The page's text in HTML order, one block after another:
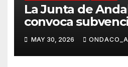
La Junta de
convoca
régimen de
competitiva, para
mayores y
MAY 30, 2026